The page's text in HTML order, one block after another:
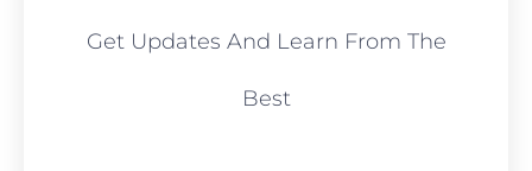
Get Updates And Learn From The
Best